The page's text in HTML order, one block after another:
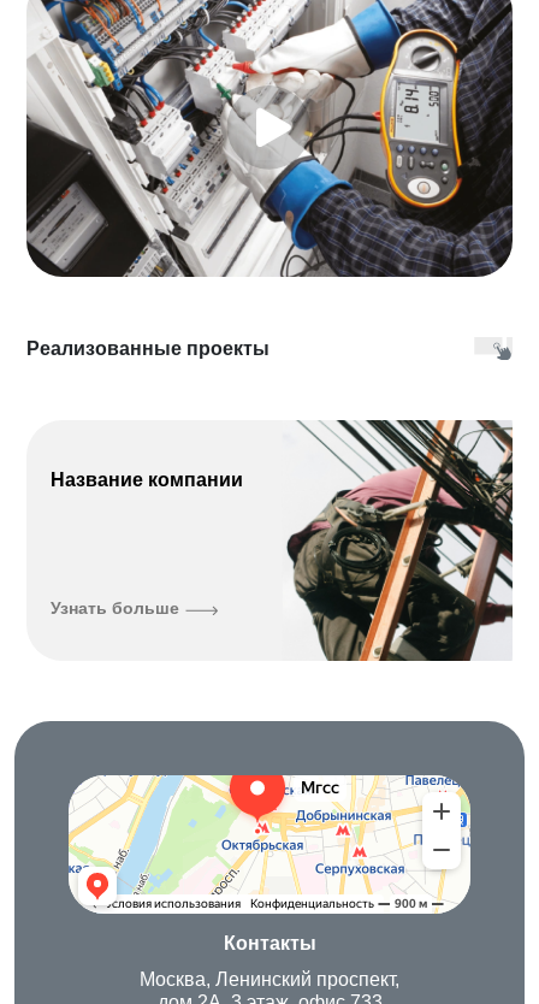
Реализованные проекты
Название компании
Узнать больше
Контакты
Москва, Ленинский проспект,
Московская городская служба сервиса
IT-компания в Москве
Строительный инструмент в Москве